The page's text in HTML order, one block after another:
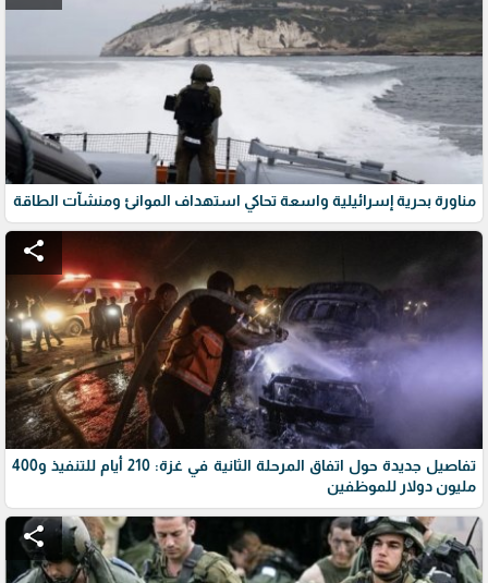
مناورة بحرية إسرائيلية واسعة تحاكي استهداف الموانئ ومنشآت الطاقة
share
تفاصيل جديدة حول اتفاق المرحلة الثانية في غزة: 210 أيام للتنفيذ و400
مليون دولار للموظفين
share